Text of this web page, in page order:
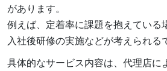
があります。
例えば、定着率に課題を抱えている
入社後研修の実施などが考えられる
具体的なサービス内容は、代理店に